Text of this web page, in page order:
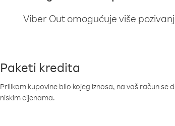
Viber Out omogućuje više
Paketi kredita
Prilikom kupovine bilo kojeg iznosa, na vaš račun
niskim cijenama.